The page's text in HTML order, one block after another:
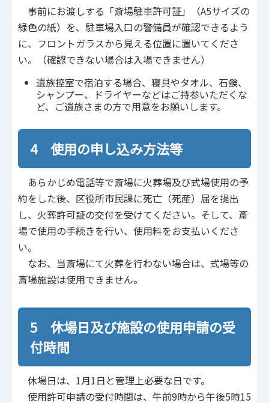
事前にお渡しする「斎場駐車許可証」（A5サイズの
緑色の紙）を、駐車場入口の警備員が確認できるよう
に、フロントガラスから見える位置に置いてくださ
い。（確認できない場合は入場できません）
遺族控室で宿泊する場合、寝具やタオル、石鹸、
シャンプー、ドライヤーなどはご持参いただくな
ど、ご遺族さまの方で用意をお願いします。
4 使用の申し込み方法等
あらかじめ電話等で斎場に火葬場及び式場使用の予
約をした後、区役所市民課に死亡（死産）届を提出
し、火葬許可証の交付を受けてください。そして、斎
場で使用の手続きを行い、使用料をお支払いくださ
い。
なお、当斎場にて火葬を行わない場合は、式場等の
斎場施設は使用できません。
5 休場日及び施設の使用申請の受
付時間
休場日は、1月1日と管理上必要な日です。
使用許可申請の受付時間は、午前9時から午後5時15